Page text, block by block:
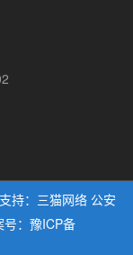
持： 三猫网络 公安
号：豫ICP备